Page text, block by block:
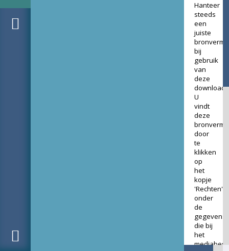
Hanteer
steeds
een
juiste
bij
gebruik
van
deze
download.
U
vindt
deze
door
te
klikken
op
het
kopje
'Rechten'
onder
de
gegevens
die bij
het